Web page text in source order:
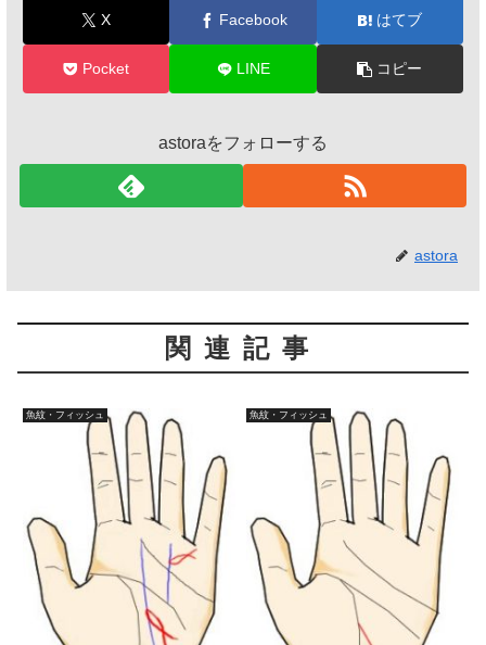
X Facebook はてブ
Pocket LINE コピー
astoraをフォローする
astora
関連記事
魚紋・フィッシュ 魚紋・フィッシュ